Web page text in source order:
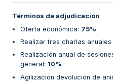
Términos de adjudicación
Oferta económica: 75%
Realizar tres charlas
Realización anual de
general: 10%
Agilización devolución de